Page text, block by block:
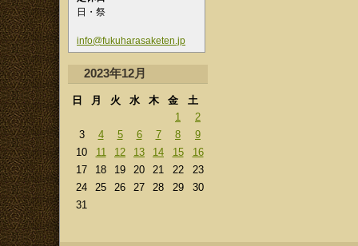
日・祭
info@fukuharasaketen.jp
2023年12月
日 月 火 水 木 金
土
1
2
3
4 5 6 7 8
9
10
11 12 13 14 15
16
17
18 19 20 21 22
23
24
25 26 27 28 29
30
31